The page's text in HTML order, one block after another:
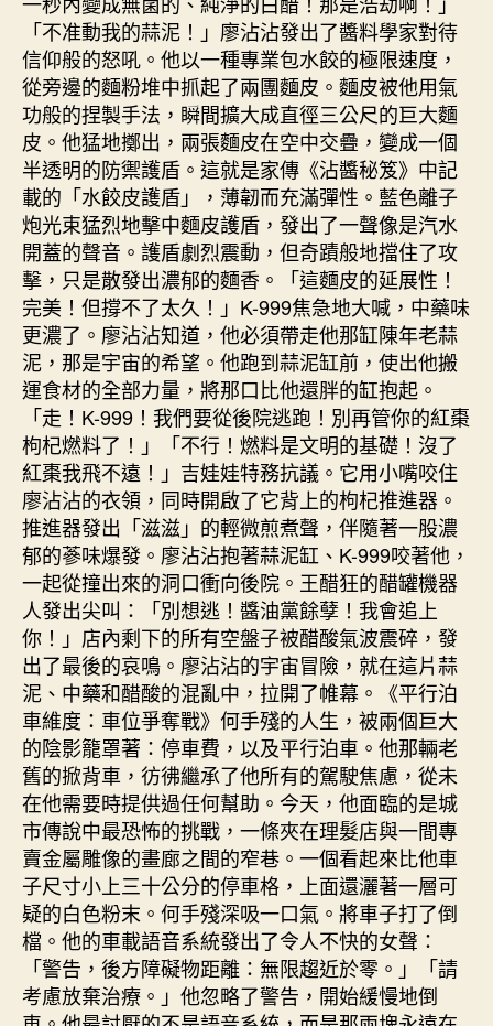
「不准動我的蒜泥！」廖沾沾發出了醬料學家對待
信仰般的怒吼。他以一種專業包水餃的極限速度，
從旁邊的麵粉堆中抓起了兩團麵皮。麵皮被他用氣
功般的捏製手法，瞬間擴大成直徑三公尺的巨大麵
皮。他猛地擲出，兩張麵皮在空中交疊，變成一個
半透明的防禦護盾。這就是家傳《沾醬秘笈》中記
載的「水餃皮護盾」，薄韌而充滿彈性。藍色離子
炮光束猛烈地擊中麵皮護盾，發出了一聲像是汽水
開蓋的聲音。護盾劇烈震動，但奇蹟般地擋住了攻
擊，只是散發出濃郁的麵香。「這麵皮的延展性！
完美！但撐不了太久！」K-999焦急地大喊，中藥味
更濃了。廖沾沾知道，他必須帶走他那缸陳年老蒜
泥，那是宇宙的希望。他跑到蒜泥缸前，使出他搬
運食材的全部力量，將那口比他還胖的缸抱起。
「走！K-999！我們要從後院逃跑！別再管你的紅棗
枸杞燃料了！」「不行！燃料是文明的基礎！沒了
紅棗我飛不遠！」吉娃娃特務抗議。它用小嘴咬住
廖沾沾的衣領，同時開啟了它背上的枸杞推進器。
推進器發出「滋滋」的輕微煎煮聲，伴隨著一股濃
郁的蔘味爆發。廖沾沾抱著蒜泥缸、K-999咬著他，
一起從撞出來的洞口衝向後院。王醋狂的醋罐機器
人發出尖叫：「別想逃！醬油黨餘孽！我會追上
你！」店內剩下的所有空盤子被醋酸氣波震碎，發
出了最後的哀鳴。廖沾沾的宇宙冒險，就在這片蒜
泥、中藥和醋酸的混亂中，拉開了帷幕。《平行泊
車維度：車位爭奪戰》何手殘的人生，被兩個巨大
的陰影籠罩著：停車費，以及平行泊車。他那輛老
舊的掀背車，彷彿繼承了他所有的駕駛焦慮，從未
在他需要時提供過任何幫助。今天，他面臨的是城
市傳說中最恐怖的挑戰，一條夾在理髮店與一間專
賣金屬雕像的畫廊之間的窄巷。一個看起來比他車
子尺寸小上三十公分的停車格，上面還灑著一層可
疑的白色粉末。何手殘深吸一口氣。將車子打了倒
檔。他的車載語音系統發出了令人不快的女聲：
「警告，後方障礙物距離：無限趨近於零。」「請
考慮放棄治療。」他忽略了警告，開始緩慢地倒